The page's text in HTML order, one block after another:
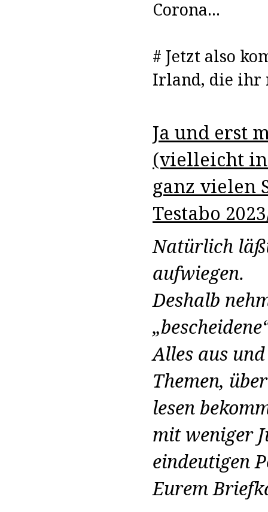
Corona...
# Jetzt also
Irland, die ihr
Ja und erst
(vielleicht
ganz vielen
Testabo
Natürlich
aufwiegen.
Deshalb
Alles aus
Themen,
lesen
mit weniger
eindeutigen
Eurem